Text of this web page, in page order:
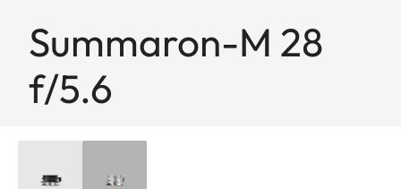
Summaron-M 28
f/5.6